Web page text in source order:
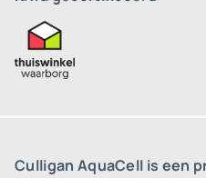
Culligan AquaCell is een